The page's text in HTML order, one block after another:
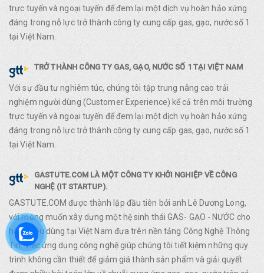
trực tuyến và ngoại tuyến để đem lại một dịch vụ hoàn hảo xứng
đáng trong nỗ lực trở thành công ty cung cấp gas, gạo, nước số 1
tại Việt Nam.
TRỞ THÀNH CÔNG TY GAS, GẠO, NƯỚC SỐ 1 TẠI VIỆT NAM
Với sự đầu tư nghiêm túc, chúng tôi tập trung nâng cao trải
nghiệm người dùng (Customer Experience) kể cả trên môi trường
trực tuyến và ngoại tuyến để đem lại một dịch vụ hoàn hảo xứng
đáng trong nỗ lực trở thành công ty cung cấp gas, gạo, nước số 1
tại Việt Nam.
GASTUTE.COM LÀ MỘT CÔNG TY KHỞI NGHIỆP VỀ CÔNG
NGHỆ (IT STARTUP).
GASTUTE.COM được thành lập đầu tiên bởi anh Lê Dương Long,
với mong muốn xây dựng một hệ sinh thái GAS- GẠO - NƯỚC cho
hàng tiêu dùng tại Việt Nam đựa trên nền tảng Công Nghệ Thông
Tin. Việc ứng dụng công nghệ giúp chúng tôi tiết kiệm những quy
trình không cần thiết để giảm giá thành sản phẩm và giải quyết